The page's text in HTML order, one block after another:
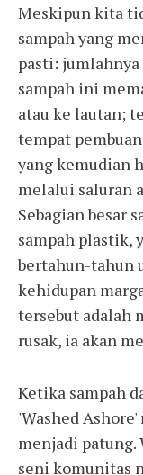
Meskipun kita
sampah yang
pasti: jumlahnya
sampah ini
atau ke lautan;
tempat
yang kemudian
melalui saluran
Sebagian besar
sampah plastik,
bertahun-tahun
kehidupan
tersebut adalah
rusak, ia akan
Ketika sampah
'Washed
menjadi patung.
seni komunitas